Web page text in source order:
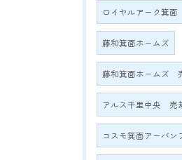
ロイヤルアーク箕
藤和箕面ホームズ
藤和箕面ホームズ
アルス千里中央 売
コスモ箕面アーバン